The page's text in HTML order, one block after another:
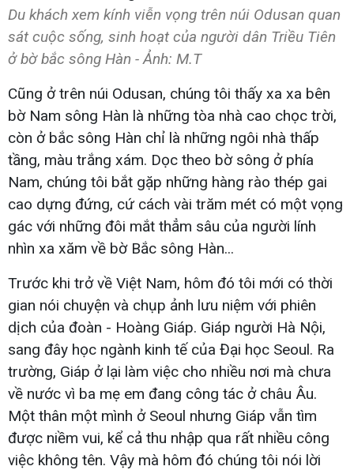
Du khách xem kính viễn vọng trên núi Odusan quan
sát cuộc sống, sinh hoạt của người dân Triều Tiên
ở bờ bắc sông Hàn - Ảnh: M.T
Cũng ở trên núi Odusan, chúng tôi thấy xa xa bên
bờ Nam sông Hàn là những tòa nhà cao chọc trời,
còn ở bắc sông Hàn chỉ là những ngôi nhà thấp
tầng, màu trắng xám. Dọc theo bờ sông ở phía
Nam, chúng tôi bắt gặp những hàng rào thép gai
cao dựng đứng, cứ cách vài trăm mét có một vọng
gác với những đôi mắt thẳm sâu của người lính
nhìn xa xăm về bờ Bắc sông Hàn...
Trước khi trở về Việt Nam, hôm đó tôi mới có thời
gian nói chuyện và chụp ảnh lưu niệm với phiên
dịch của đoàn - Hoàng Giáp. Giáp người Hà Nội,
sang đây học ngành kinh tế của Đại học Seoul. Ra
trường, Giáp ở lại làm việc cho nhiều nơi mà chưa
về nước vì ba mẹ em đang công tác ở châu Âu.
Một thân một mình ở Seoul nhưng Giáp vẫn tìm
được niềm vui, kể cả thu nhập qua rất nhiều công
việc không tên. Vậy mà hôm đó chúng tôi nói lời